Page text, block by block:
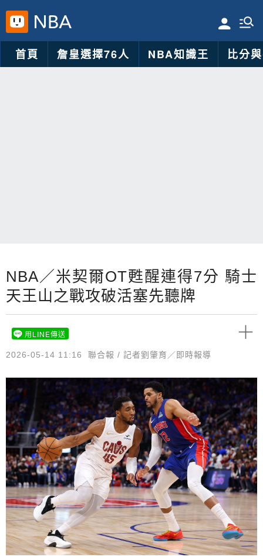
首頁 詹皇選擇76人 NBA知識王 比分
NBA／米契爾OT甦醒連得7分 騎士
天王山之戰攻破活塞先聽牌
2026-05-14 11:16 聯合報 / 記者劉肇育／即時報導
用LINE傳送